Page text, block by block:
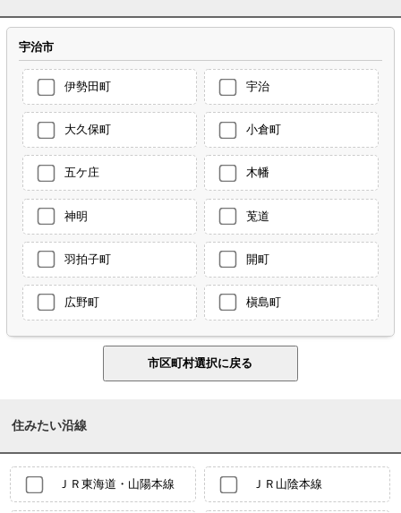
宇治市
伊勢田町 宇治
大久保町 小倉町
五ケ庄 木幡
神明 莵道
羽拍子町 開町
広野町 槇島町
住みたい沿線
ＪＲ東海道・山陽本線 ＪＲ山陰本線